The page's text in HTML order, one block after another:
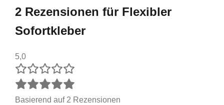
2 Rezensionen für Flexibler
Sofortkleber
5,0
Basierend auf 2 Rezensionen